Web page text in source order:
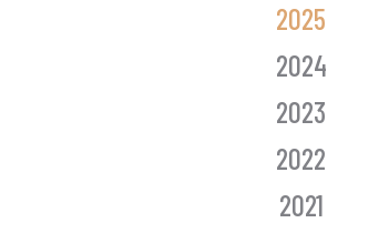
2025
2024
2023
2022
2021